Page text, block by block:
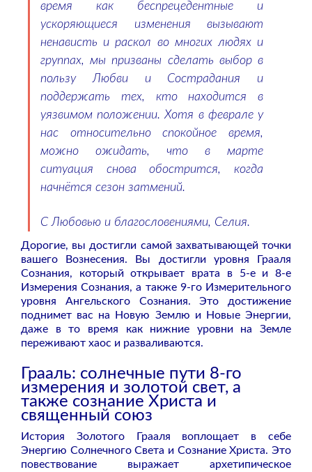
время как беспрецедентные и
ускоряющиеся изменения вызывают
ненависть и раскол во многих людях и
группах, мы призваны сделать выбор в
пользу Любви и Сострадания и
поддержать тех, кто находится в
уязвимом положении. Хотя в феврале у
нас относительно спокойное время,
можно ожидать, что в марте
ситуация снова обострится, когда
начнётся сезон затмений.
С Любовью и благословениями, Селия.
Дорогие, вы достигли самой захватывающей точки
вашего Вознесения. Вы достигли уровня Грааля
Сознания, который открывает врата в 5-е и 8-е
Измерения Сознания, а также 9-го Измерительного
уровня Ангельского Сознания. Это достижение
поднимет вас на Новую Землю и Новые Энергии,
даже в то время как нижние уровни на Земле
переживают хаос и разваливаются.
Грааль: солнечные пути 8-го
измерения и золотой свет, а
также сознание Христа и
священный союз
История Золотого Грааля воплощает в себе
Энергию Солнечного Света и Сознание Христа. Это
повествование выражает архетипическое